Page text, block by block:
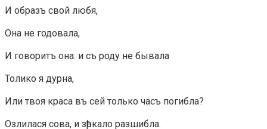
И образъ свой любя,
Она не годовала,
И говоритъ она: и съ роду не бывала
Толико я дурна,
Или твоя краса въ сей только часъ погибла?
Озлилася сова, и зѣркало разшибла.